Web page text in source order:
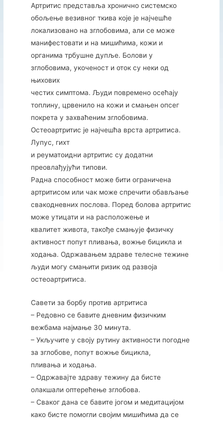
Артритис представља хронично системско
обољење везивног ткива које је најчешће
локализовано на зглобовима, али се може
манифестовати и на мишићима, кожи и
органима трбушне дупље. Болови у
зглобовима, укоченост и оток су неки од
њихових
честих симптома. Људи повремено осећају
топлину, црвенило на кожи и смањен опсег
покрета у захваћеним зглобовима.
Остеоартритис је најчешћа врста артритиса.
Лупус, гихт
и реуматоидни артритис су додатни
преовлађујући типови.
Радна способност може бити ограничена
артритисом или чак може спречити обављање
свакодневних послова. Поред болова артритис
може утицати и на расположење и
квалитет живота, такође смањује физичку
активност попут пливања, вожње бицикла и
ходања. Одржавањем здраве телесне тежине
људи могу смањити ризик од развоја
остеоартритиса.
Савети за борбу против артритиса
– Редовно се бавите дневним физичким
вежбама најмање 30 минута.
– Укључите у своју рутину активности погодне
за зглобове, попут вожње бицикла,
пливања и ходања.
– Одржавајте здраву тежину да бисте
олакшали оптерећење зглобова.
– Сваког дана се бавите јогом и медитацијом
како бисте помогли својим мишићима да се